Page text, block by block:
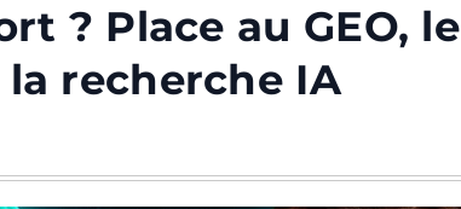
? Place au GEO, le
recherche IA